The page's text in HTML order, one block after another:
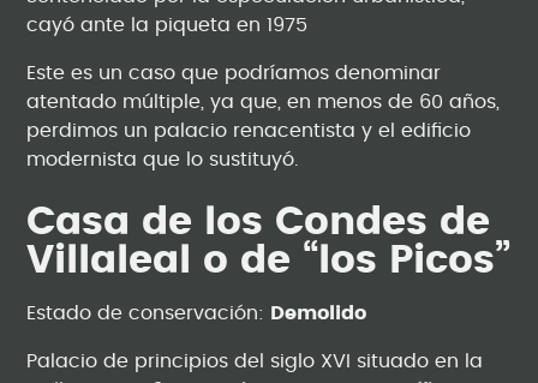
cayó ante la piqueta en 1975
Este es un caso que podríamos denominar
atentado múltiple, ya que, en menos de 60 años,
perdimos un palacio renacentista y el edificio
modernista que lo sustituyó.
Casa de los Condes de
Villaleal o de “los Picos”
Estado de conservación: Demolido
Palacio de principios del siglo XVI situado en la